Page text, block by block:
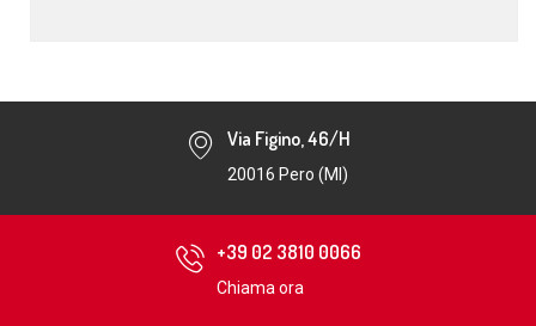
Via Figino, 46/H
20016 Pero (MI)
+39 02 3810 0066
Chiama ora